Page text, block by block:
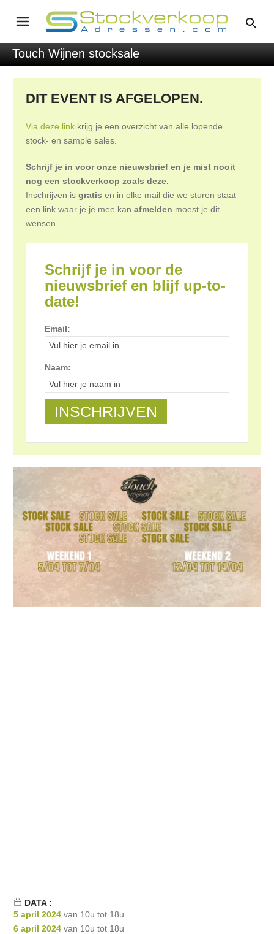
Touch Wijnen stocksale
DIT EVENT IS AFGELOPEN.
Via deze link krijg je een overzicht van alle lopende
stock- en sample sales.
Schrijf je in voor onze nieuwsbrief en je mist nooit
nog een stockverkoop zoals deze.
Inschrijven isgratis en in elke mail die we sturen staat
een link waar je je mee kanafmelden moest je dit
wensen.
Schrijf je in voor de
nieuwsbrief en blijf up-to-
date!
Email:
Naam:
DATA :
5 april 2024 van 10u tot 18u
6 april 2024 van 10u tot 18u